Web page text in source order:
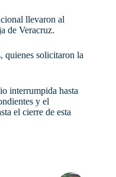
llevaron al
de Veracruz.
quienes solicitaron la
interrumpida hasta
y el
el cierre de esta